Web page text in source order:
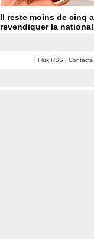
Il reste moins de cinq
revendiquer la
| Flux RSS | Contacts